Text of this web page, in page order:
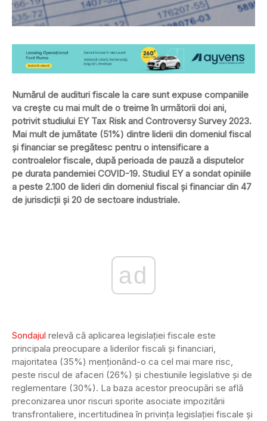
Numărul de audituri fiscale la care sunt expuse companiile
va crește cu mai mult de o treime în următorii doi ani,
potrivit studiului EY Tax Risk and Controversy Survey 2023.
Mai mult de jumătate (51%) dintre liderii din domeniul fiscal
și financiar se pregătesc pentru o intensificare a
controalelor fiscale, după perioada de pauză a disputelor
pe durata pandemiei COVID-19. Studiul EY a sondat opiniile
a peste 2.100 de lideri din domeniul fiscal și financiar din 47
de jurisdicții și 20 de sectoare industriale.
ad
Sondajul relevă că aplicarea legislației fiscale este
principala preocupare a liderilor fiscali și financiari,
majoritatea (35%) menționând-o ca cel mai mare risc,
peste riscul de afaceri (26%) și chestiunile legislative și de
reglementare (30%). La baza acestor preocupări se află
preconizarea unor riscuri sporite asociate impozitării
transfrontaliere, incertitudinea în privința legislației fiscale și